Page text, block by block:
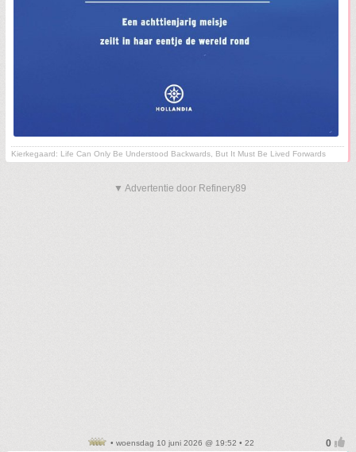
Kierkegaard: Life Can Only Be Understood Backwards, But It Must Be Lived Forwards
▼ Advertentie door Refinery89
• woensdag 10 juni 2026 @ 19:52 • 22